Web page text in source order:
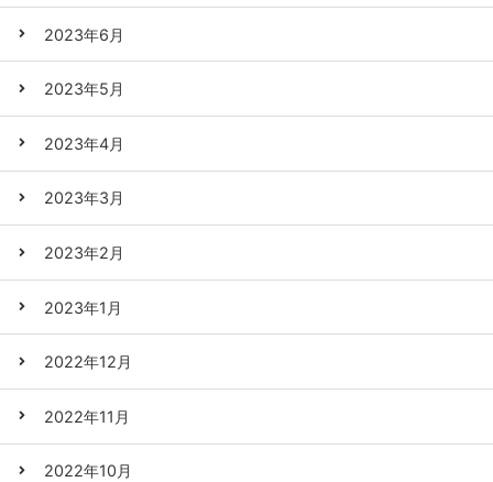
2023年6月
2023年5月
2023年4月
2023年3月
2023年2月
2023年1月
2022年12月
2022年11月
2022年10月